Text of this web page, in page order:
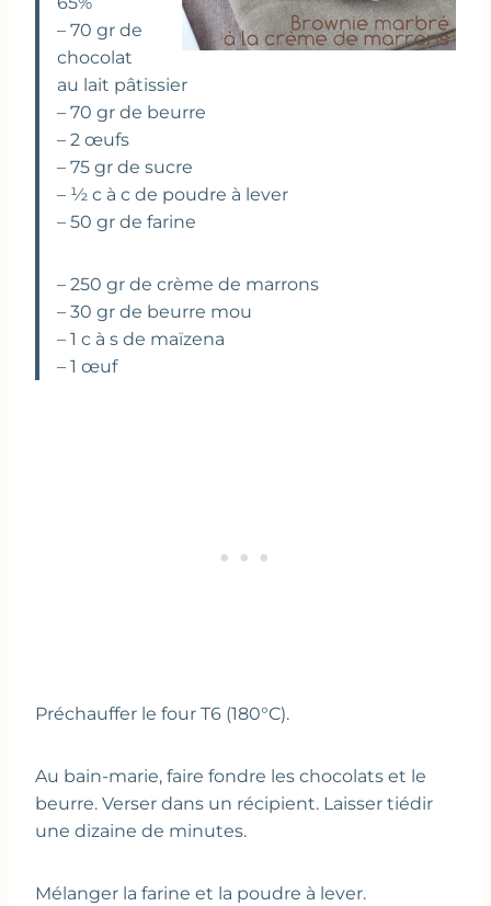
– 70 gr de
chocolat
au lait pâtissier
– 70 gr de beurre
– 2 œufs
– 75 gr de sucre
– ½ c à c de poudre à lever
– 50 gr de farine
– 250 gr de crème de marrons
– 30 gr de beurre mou
– 1 c à s de maïzena
– 1 œuf
Préchauffer le four T6 (180°C).
Au bain-marie, faire fondre les chocolats et le
beurre. Verser dans un récipient. Laisser tiédir
une dizaine de minutes.
Mélanger la farine et la poudre à lever.